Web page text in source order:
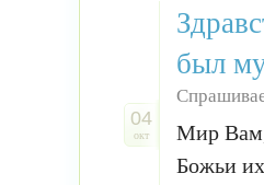
04
окт
был
Мир Вам,
Божьи